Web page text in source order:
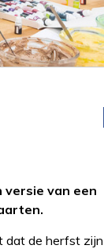
van een
dat de herfst